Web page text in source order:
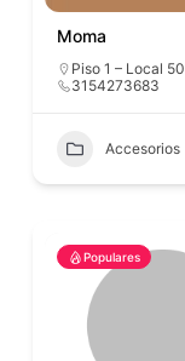
Moma
Piso 1 – Local 50
3154273683
Accesorios
Populares